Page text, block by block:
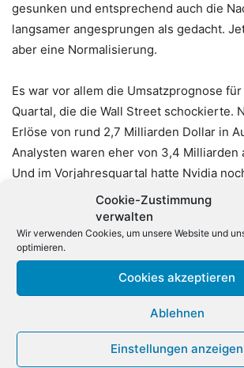
Cookie-Zustimmung
verwalten
Wir verwenden Cookies, um unsere Website und
optimieren.
Cookies akzeptieren
Ablehnen
Einstellungen anzeigen
gesunken und entsprechend auch die
langsamer angesprungen als gedacht.
aber eine Normalisierung.
Es war vor allem die Umsatzprognose
Quartal, die die Wall Street schockierte.
Erlöse von rund 2,7 Milliarden Dollar in
Analysten waren eher von 3,4 Milliarden
Und im Vorjahresquartal hatte Nvidia
Milliarden Dollar Umsatz gemacht. Im
abgeschlossenen dritten
unterdessen die Erlöse um 21 Prozent
Milliarden Dollar und machte 1,2
rund 47 Prozent mehr als ein Jahr zuvor.